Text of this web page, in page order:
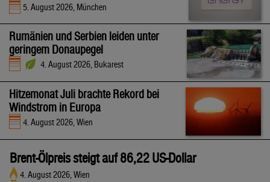
5. August 2026, München
Rumänien und Serbien leiden unter
geringem Donaupegel
4. August 2026, Bukarest
Hitzemonat Juli brachte Rekord bei
Windstrom in Europa
4. August 2026, Wien
Brent-Ölpreis steigt auf 86,22 US-Dollar
4. August 2026, Wien